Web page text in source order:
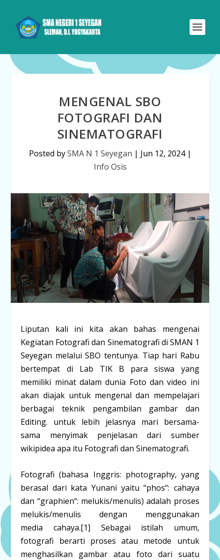
MENGENAL SBO
FOTOGRAFI DAN
SINEMATOGRAFI
Posted bySMA N 1 Seyegan | Jun 12, 2024|
Info Osis
Liputan kali ini kita akan bahas mengenai
Kegiatan Fotografi dan Sinematografi di SMAN 1
Seyegan melalui SBO tentunya. Tiap hari Rabu
bertempat di Lab TIK B para siswa yang
memiliki minat dalam dunia Foto dan video ini
akan diajak untuk mengenal dan mempelajari
berbagai teknik pengambilan gambar dan
Editing. untuk lebih jelasnya mari bersama-
sama menyimak penjelasan dari sumber
wikipidea apa itu Fotografi dan Sinematografi.
Fotografi (bahasa Inggris: photography, yang
berasal dari kata Yunani yaitu “phos“: cahaya
dan “graphien“: melukis/menulis) adalah proses
melukis/menulis dengan menggunakan
media cahaya.[1] Sebagai istilah umum,
fotografi berarti proses atau metode untuk
menghasilkan gambar atau foto dari suatu